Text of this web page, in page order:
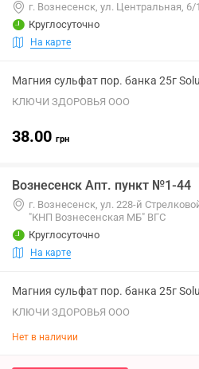
г. Вознесенск, ул. Центральная, 6/1
Круглосуточно
На карте
Магния сульфат пор. банка 25г
КЛЮЧИ ЗДОРОВЬЯ ООО
38.00 грн
Вознесенск Апт. пункт №1-44
г. Вознесенск, ул. 228-й
"КНП Вознесенская МБ" ВГС
Круглосуточно
На карте
Магния сульфат пор. банка 25г
КЛЮЧИ ЗДОРОВЬЯ ООО
Нет в наличии